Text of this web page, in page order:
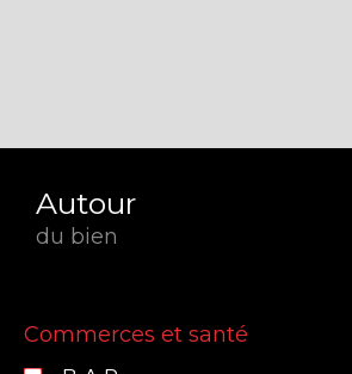
Autour
du bien
Commerces et santé